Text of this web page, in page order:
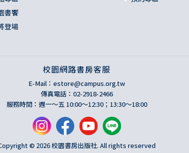
書饗
登場
校園網路書房客服
E-Mail： estore@campus.org.tw
傳真電話：02-2918-2466
服務時間：週一～五 10:00～12:30；13:30～18:00
© 2026 校園書房出版社. All rights reserved